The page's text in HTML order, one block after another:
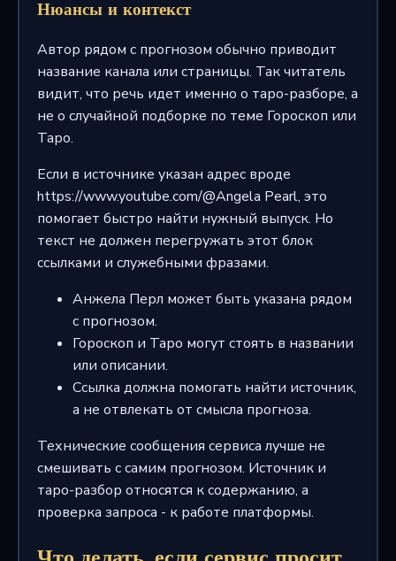
Нюансы и контекст
Автор рядом с прогнозом обычно приводит
название канала или страницы. Так читатель
видит, что речь идет именно о таро-разборе, а
не о случайной подборке по теме Гороскоп или
Таро.
Если в источнике указан адрес вроде
https://www.youtube.com/@Angela Pearl, это
помогает быстро найти нужный выпуск. Но
текст не должен перегружать этот блок
ссылками и служебными фразами.
Анжела Перл может быть указана рядом
с прогнозом.
Гороскоп и Таро могут стоять в названии
или описании.
Ссылка должна помогать найти источник,
а не отвлекать от смысла прогноза.
Технические сообщения сервиса лучше не
смешивать с самим прогнозом. Источник и
таро-разбор относятся к содержанию, а
проверка запроса - к работе платформы.